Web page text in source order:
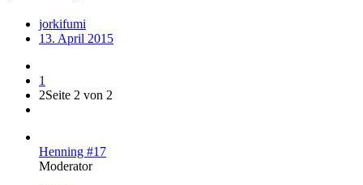
jorkifumi
13. April 2015
1
2Seite 2 von 2
Henning #17
Moderator